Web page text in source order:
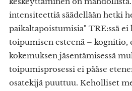
intensiteettiä säädellään hetki
paikaltapoistumisia" TRE:ssä ei
toipumisen esteenä – kognitio,
kokemuksen jäsentämisessä
toipumisprosessi ei pääse
osatekijä puuttuu. Keholliset